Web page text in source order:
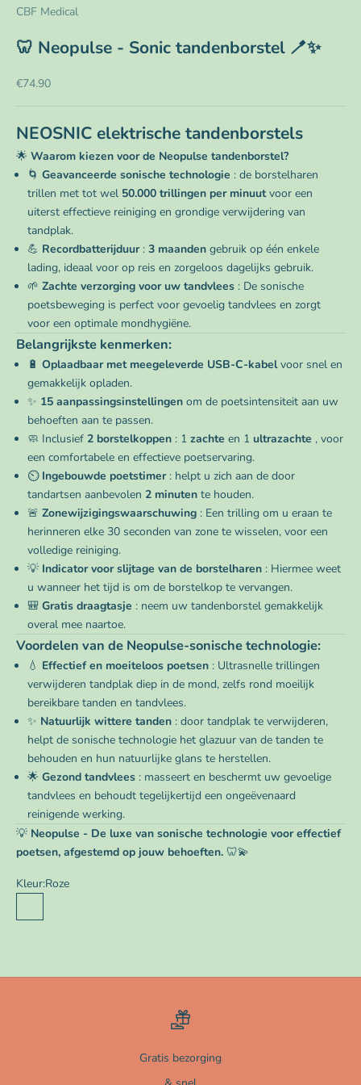
CBF Medical
🦷 Neopulse - Sonic tandenborstel 🪥✨
Aanbiedingsprijs
€74.90
NEOSNIC elektrische tandenborstels
🌟 Waarom kiezen voor de Neopulse tandenborstel?
🌀 Geavanceerde sonische technologie : de borstelharen
trillen met tot wel 50.000 trillingen per minuutvoor een
uiterst effectieve reiniging en grondige verwijdering van
tandplak.
💪 Recordbatterijduur: 3 maanden gebruik op één enkele
lading, ideaal voor op reis en zorgeloos dagelijks gebruik.
🌱 Zachte verzorging voor uw tandvlees : De sonische
poetsbeweging is perfect voor gevoelig tandvlees en zorgt
voor een optimale mondhygiëne.
Belangrijkste kenmerken:
🔋 Oplaadbaar met meegeleverde USB-C-kabelvoor snel en
gemakkelijk opladen.
✨ 15 aanpassingsinstellingen om de poetsintensiteit aan uw
behoeften aan te passen.
🧼 Inclusief 2 borstelkoppen : 1 zachte en 1 ultrazachte , voor
een comfortabele en effectieve poetservaring.
⏲️ Ingebouwde poetstimer: helpt u zich aan de door
tandartsen aanbevolen 2 minuten te houden.
🚨 Zonewijzigingswaarschuwing : Een trilling om u eraan te
herinneren elke 30 seconden van zone te wisselen, voor een
volledige reiniging.
💡 Indicator voor slijtage van de borstelharen : Hiermee weet
u wanneer het tijd is om de borstelkop te vervangen.
🎒 Gratis draagtasje : neem uw tandenborstel gemakkelijk
overal mee naartoe.
Voordelen van de Neopulse-sonische technologie:
💧 Effectief en moeiteloos poetsen : Ultrasnelle trillingen
verwijderen tandplak diep in de mond, zelfs rond moeilijk
bereikbare tanden en tandvlees.
✨ Natuurlijk wittere tanden : door tandplak te verwijderen,
helpt de sonische technologie het glazuur van de tanden te
behouden en hun natuurlijke glans te herstellen.
🌟 Gezond tandvlees : masseert en beschermt uw gevoelige
tandvlees en behoudt tegelijkertijd een ongeëvenaard
reinigende werking.
💡 Neopulse - De luxe van sonische technologie voor effectief
poetsen, afgestemd op jouw behoeften. 🦷💫
Kleur:Roze
Roze
Gratis bezorging